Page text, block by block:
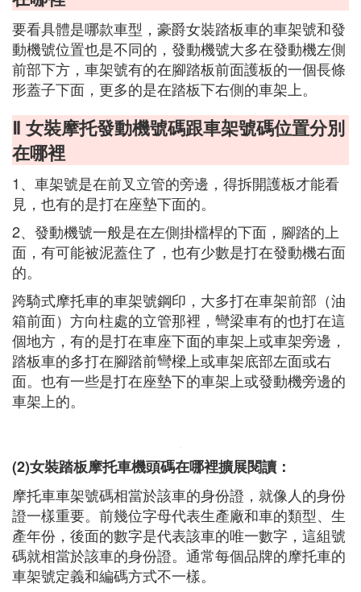
要看具體是哪款車型，豪爵女裝踏板車的車架號和發
動機號位置也是不同的，發動機號大多在發動機左側
前部下方，車架號有的在腳踏板前面護板的一個長條
形蓋子下面，更多的是在踏板下右側的車架上。
Ⅱ 女裝摩托發動機號碼跟車架號碼位置分別
在哪裡
1、車架號是在前叉立管的旁邊，得拆開護板才能看
見，也有的是打在座墊下面的。
2、發動機號一般是在左側掛檔桿的下面，腳踏的上
面，有可能被泥蓋住了，也有少數是打在發動機右面
的。
跨騎式摩托車的車架號鋼印，大多打在車架前部（油
箱前面）方向柱處的立管那裡，彎梁車有的也打在這
個地方，有的是打在車座下面的車架上或車架旁邊，
踏板車的多打在腳踏前彎樑上或車架底部左面或右
面。也有一些是打在座墊下的車架上或發動機旁邊的
車架上的。
(2)女裝踏板摩托車機頭碼在哪裡擴展閱讀：
摩托車車架號碼相當於該車的身份證，就像人的身份
證一樣重要。前幾位字母代表生產廠和車的類型、生
產年份，後面的數字是代表該車的唯一數字，這組號
碼就相當於該車的身份證。通常每個品牌的摩托車的
車架號定義和編碼方式不一樣。